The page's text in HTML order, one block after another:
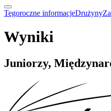
Tegoroczne informacjeDrużyny
Wyniki
Juniorzy,